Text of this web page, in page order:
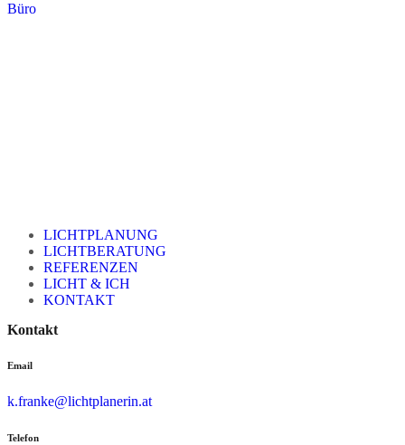
Büro
LICHTPLANUNG
LICHTBERATUNG
REFERENZEN
LICHT & ICH
KONTAKT
Kontakt
Email
k.franke@lichtplanerin.at
Telefon